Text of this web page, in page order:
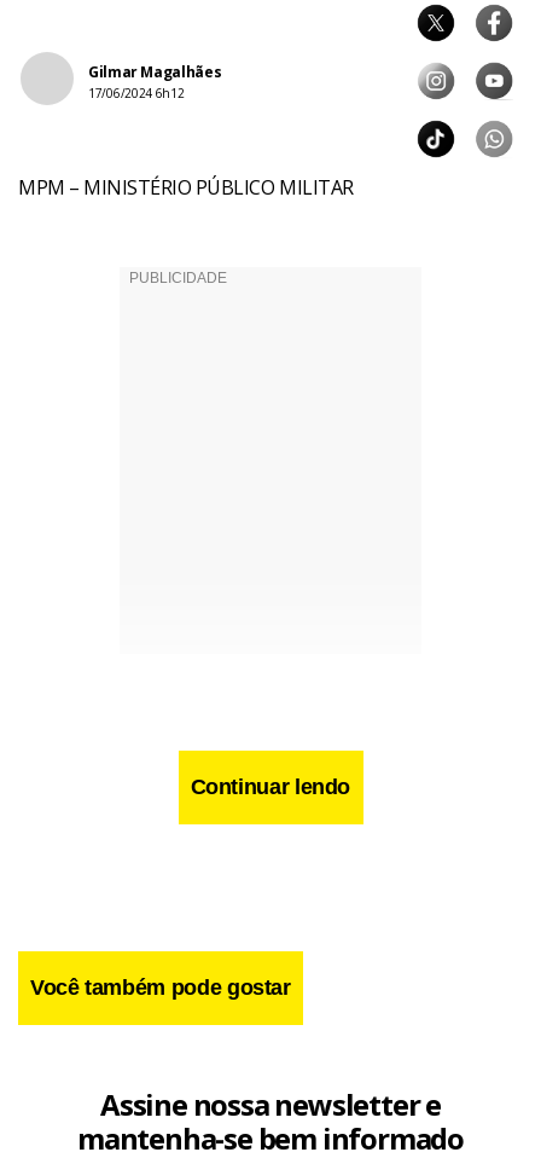
Gilmar Magalhães
17/06/2024 6h12
MPM – MINISTÉRIO PÚBLICO MILITAR
Continuar lendo
Você também pode gostar
Assine nossa newsletter e
mantenha-se bem informado